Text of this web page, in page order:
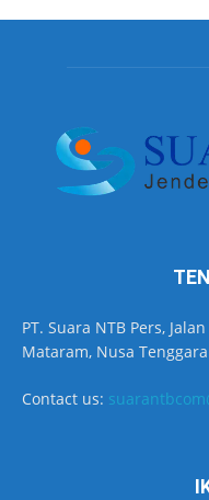
PT. Suara NTB Pers,
Mataram, Nusa
Contact us: